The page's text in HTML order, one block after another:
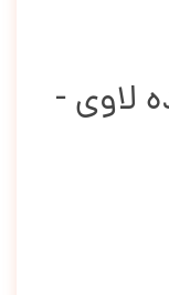
لاوی -